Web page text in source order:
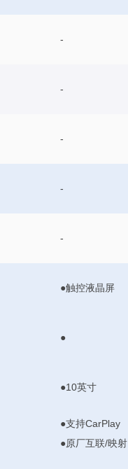
-
-
-
-
-
●触控液晶屏
●
●10英寸
●支持CarPlay
●原厂互联/映射